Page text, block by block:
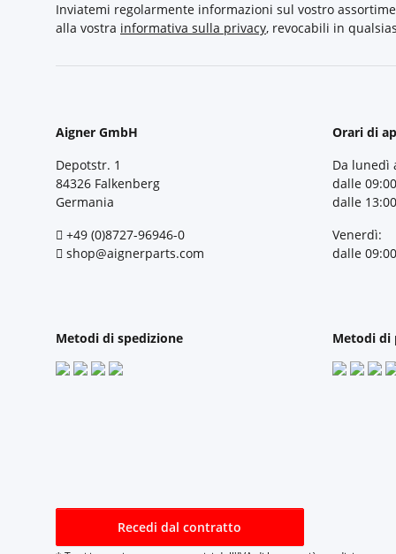
Inviatemi regolarmente informazioni sul vostro
alla vostra informativa sulla privacy, revocabili in
Aigner GmbH
Depotstr. 1
84326 Falkenberg
Germania
+49 (0)8727-96946-0
shop@aignerparts.com
Orari di
Da lunedì
dalle
dalle
Venerdì:
dalle
Metodi di spedizione Metodi di
Recedi dal contratto